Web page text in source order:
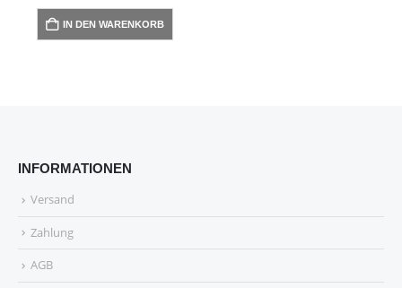
IN DEN WARENKORB
INFORMATIONEN
Versand
Zahlung
AGB